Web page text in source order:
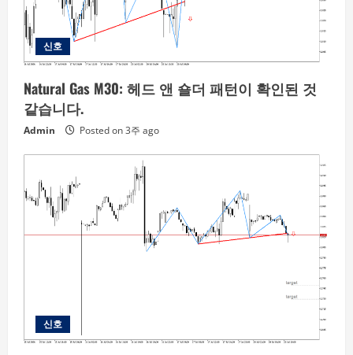
신호
Natural Gas M30: 헤드 앤 숄더 패턴이 확인된 것
같습니다.
Admin Posted on 3주 ago
신호